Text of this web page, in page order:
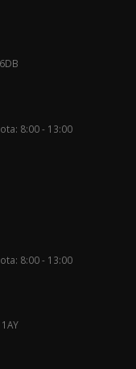
8:00 - 13:00
8:00 - 13:00